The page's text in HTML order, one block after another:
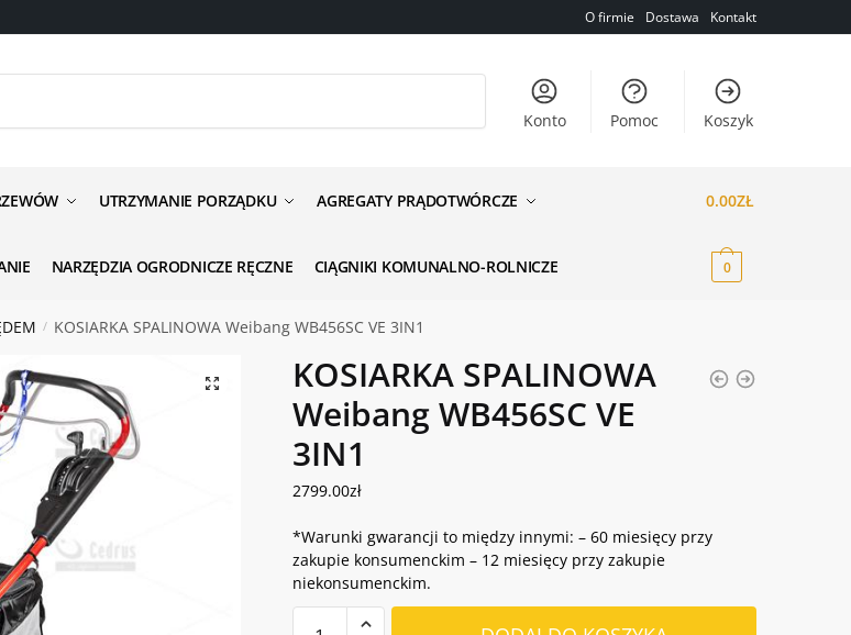
O firmie Dostawa Kontakt
Konto
Pomoc Koszyk
UTRZYMANIE PORZĄDKU AGREGATY PRĄDOTWÓRCZE
NARZĘDZIA OGRODNICZE RĘCZNE CIĄGNIKI KOMUNALNO-ROLNICZE
0.00ZŁ
0
/ KOSIARKA SPALINOWA Weibang WB456SC VE 3IN1
KOSIARKA SPALINOWA
Weibang WB456SC VE
3IN1
2799.00zł
*Warunki gwarancji to między innymi: – 60 miesięcy przy
zakupie konsumenckim – 12 miesięcy przy zakupie
niekonsumenckim.
produktu